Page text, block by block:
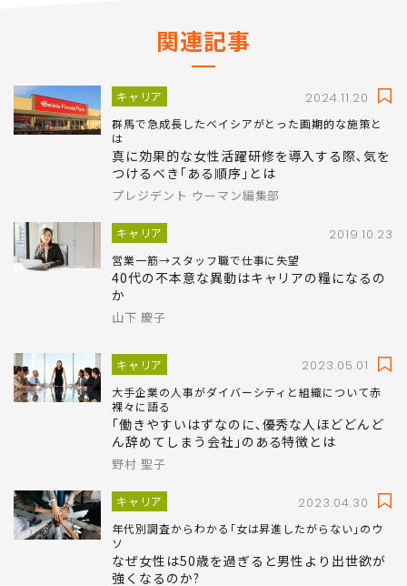
関連記事
キャリア 2024.11.20
群馬で急成長したベイシアがとった画期的な施策と
は
つけるべき｢ある順序｣とは
プレジデント ウーマン編集部
キャリア
営業一筋→スタッフ職で仕事に失望
か
山下 慶子
キャリア 2023.05.01
大手企業の人事がダイバーシティと組織について赤
裸々に語る
ん辞めてしまう会社｣のある特徴とは
野村 聖子
キャリア 2023.04.30